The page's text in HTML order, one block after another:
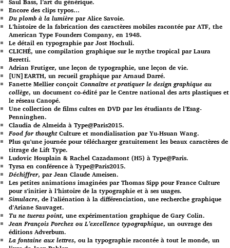
Encore des clips typos…
Du plomb à la lumière par Alice Savoie.
L’histoire de la fabrication des caractères mobiles racontée par ATF, the
American Type Founders Company, en 1948.
Le détail en typographie par Jost Hochuli.
CLICHÉ, une compilation graphique sur le mythe tropical par Laura
Beretti.
Adrian Frutiger, une leçon de typographie, une leçon de vie.
[UN]EARTH, un recueil graphique par Arnaud Darré.
Fanette Mellier conçoit Connaître et pratiquer le design graphique au
collège, un document co-édité par le Centre national des arts plastiques et
le réseau Canopé.
Une collection de films cultes en DVD par les étudiants de l’Esag-
Penninghen.
Claudia de Almeida à Type@Paris2015.
Food for thoughtCulture et mondialisation par Yu-Hsuan Wang.
Plus qu’une journée pour télécharger gratuitement les beaux caractères de
titrage de Lift Type.
Ludovic Houplain & Rachel Cazadamont (H5) à Type@Paris.
Tyrsa en conférence à Type@Paris2015.
Déchiffrer, par Jean Claude Ameisen.
Les petites animations imaginées par Thomas Sipp pour France Culture
pour s’initier à l’histoire de la typographie et à ses usages.
Simulacre, de l’aliénation à la différenciation, une recherche graphique
d’Ariane Sauvaget.
Tu ne tueras point, une expérimentation graphique de Gary Colin.
Jean François Porchez ou L’excellence typographique, un ouvrage des
éditions Adverbum.
La fontaine aux lettres, ou la typographie racontée à tout le monde, un